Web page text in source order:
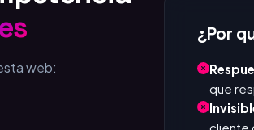
web:
¿Por